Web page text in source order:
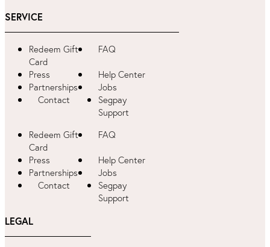
SERVICE
Redeem Gift
Card
FAQ
Press
Help Center
Partnerships
Jobs
Contact
Segpay
Support
Redeem Gift
Card
FAQ
Press
Help Center
Partnerships
Jobs
Contact
Segpay
Support
LEGAL